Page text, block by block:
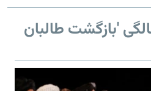
'بازگشت طالبان